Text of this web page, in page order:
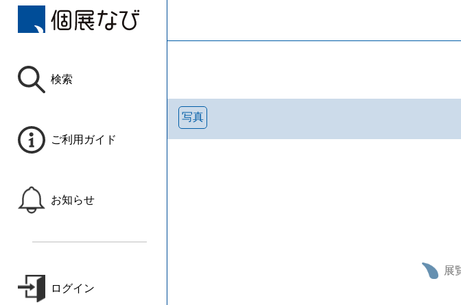
検索
ご利用ガイド
お知らせ
ログイン
写真
展